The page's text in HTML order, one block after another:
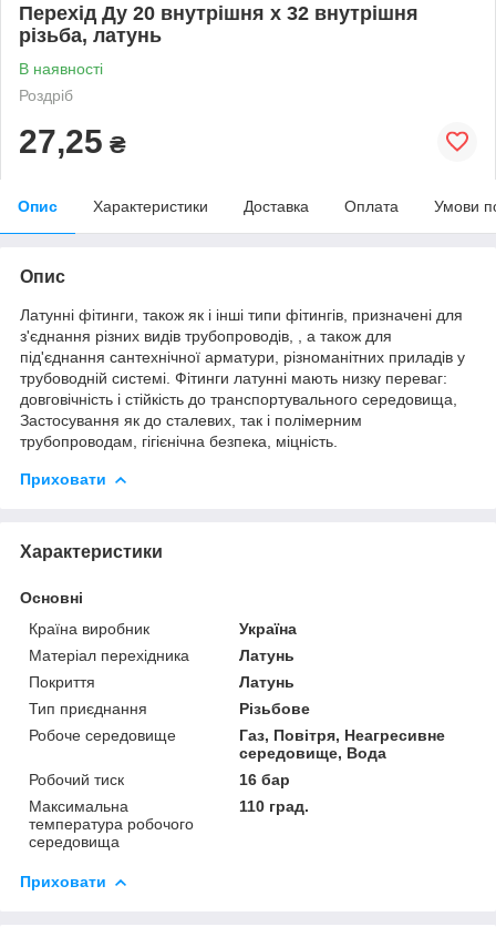
Перехід Ду 20 внутрішня х 32 внутрішня
різьба, латунь
В наявності
Роздріб
27,25 ₴
Опис Характеристики Доставка Оплата Умови
Опис
Латунні фітинги також як і інші типи фітингів призначені для
з'єднання різних видів трубопроводів
, а також для
під'єднання сантехнічної арматури
різноманітних приладів у
трубоводній системі Фітинги латунні мають низку переваг:
довговічність і стійкість до транспортувального середовища
Застосування як до сталевих так і полімерним
трубопроводам
гігієнічна безпека міцність
Приховати
Характеристики
Основні
Країна виробник
Україна
Матеріал перехідника
Латунь
Покриття
Латунь
Тип приєднання
Різьбове
Робоче середовище
Газ, Повітря, Неагресивне
середовище, Вода
Робочий тиск
16 бар
Максимальна
температура робочого
середовища
110 град.
Приховати